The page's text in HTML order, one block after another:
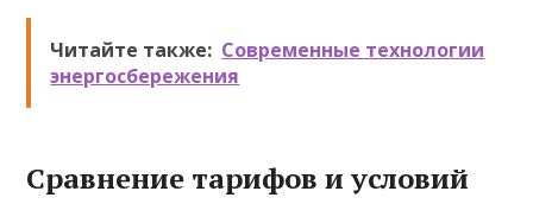
Читайте также: Современные технологии
энергосбережения
Сравнение тарифов и условий